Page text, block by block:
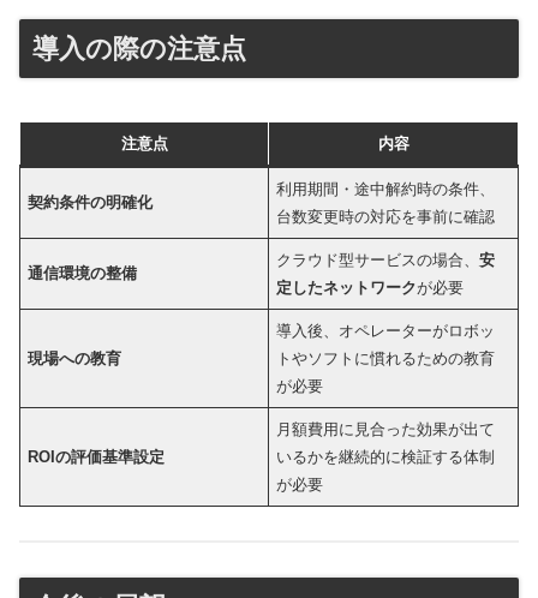
導入の際の注意点
注意点 内容
契約条件の明確化
利用期間・途中解約時の条件、
台数変更時の対応を事前に確認
通信環境の整備
クラウド型サービスの場合、安
定したネットワークが必要
現場への教育
導入後、オペレーターがロボッ
トやソフトに慣れるための教育
が必要
ROIの評価基準設定
月額費用に見合った効果が出て
いるかを継続的に検証する体制
が必要